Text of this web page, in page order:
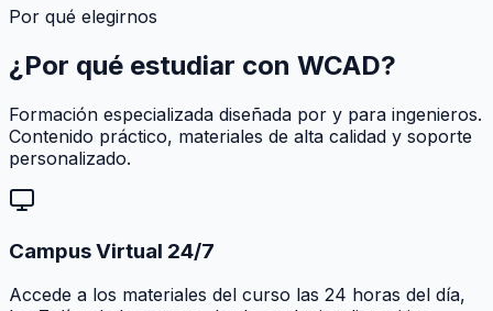
Por qué elegirnos
¿Por qué estudiar con WCAD?
Formación especializada diseñada por y para ingenieros.
Contenido práctico, materiales de alta calidad y soporte
personalizado.
Campus Virtual 24/7
Accede a los materiales del curso las 24 horas del día,